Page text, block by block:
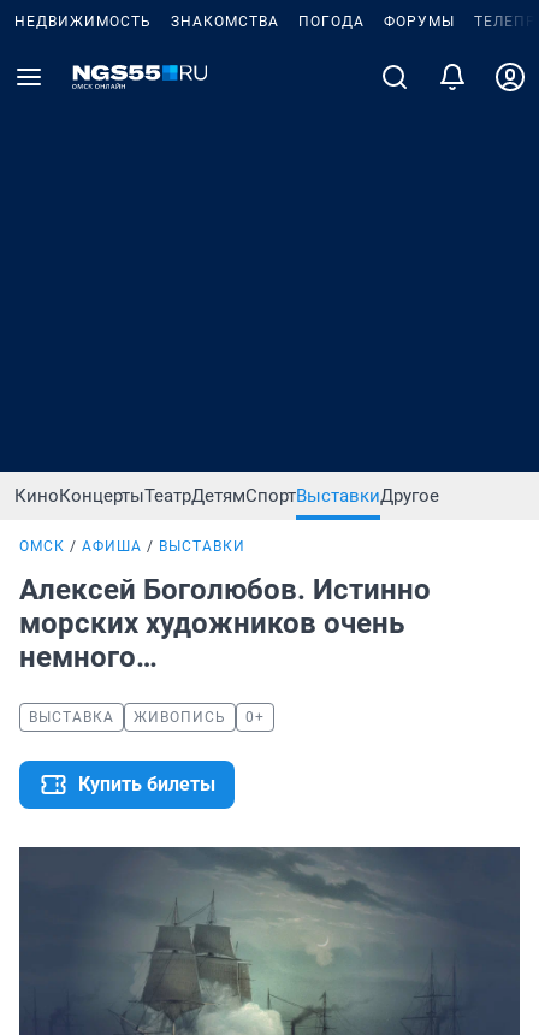
НЕДВИЖИМОСТЬ ЗНАКОМСТВА ПОГОДА ФОРУМЫ
КиноКонцертыТеатрДетямСпортВыставкиДругое
ОМСК АФИША ВЫСТАВКИ
Алексей Боголюбов. Истинно
морских художников очень
немного…
ВЫСТАВКА ЖИВОПИСЬ 0+
Купить билеты